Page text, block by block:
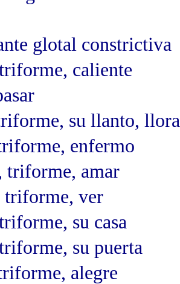
glotal constrictiva
caliente
su llanto,
enfermo
triforme, amar
triforme, ver
su casa
su puerta
alegre